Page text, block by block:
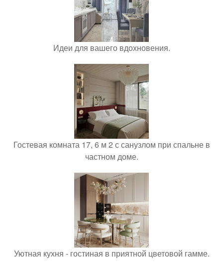
Идеи для вашего вдохновения.
Гостевая комната 17, 6 м 2 с санузлом при спальне в
частном доме.
Уютная кухня - гостиная в приятной цветовой гамме.